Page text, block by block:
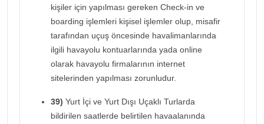
kişiler için yapılması gereken Check-in ve
boarding işlemleri kişisel işlemler olup, misafir
tarafından uçuş öncesinde havalimanlarında
ilgili havayolu kontuarlarında yada online
olarak havayolu firmalarının internet
sitelerinden yapılması zorunludur.
39) Yurt İçi ve Yurt Dışı Uçaklı Turlarda
bildirilen saatlerde belirtilen havaalanında